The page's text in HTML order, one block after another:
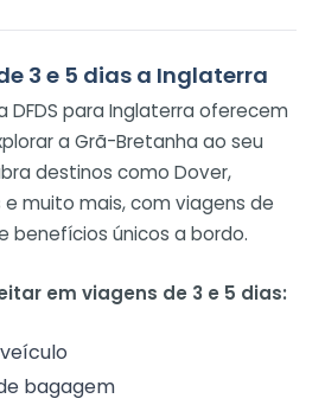
3 e 5 dias a Inglaterra
DFDS para Inglaterra oferecem
a Grã-Bretanha ao seu
destinos como Dover,
e muito mais, com viagens de
benefícios únicos a bordo.
em viagens de 3 e 5 dias:
bagagem